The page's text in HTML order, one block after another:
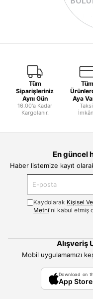
Tüm
Siparişleriniz
Aynı Gün
16.00'a Kadar
Kargolanır.
Tüm
Aya
En güncel
Haber listemize kayıt
Kaydolarak Kişisel
Metni'ni kabul etmiş
Alışveriş
Mobil uygulamamızı
Download on
App Store